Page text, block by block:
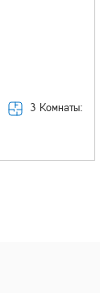
3 Комнаты: